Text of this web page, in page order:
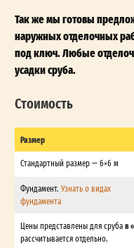
Так же мы готовы
наружных отделочных
под ключ. Любые
усадки сруба.
Стоимость
Размер
Стандартный размер — 6×6 м
Фундамент. Узнать о видах
фундамента
Цены представлены для срубав
рассчитывается отдельно.